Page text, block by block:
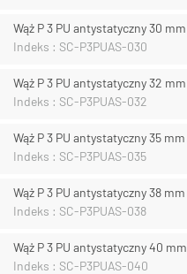
Wąż P 3 PU antystatyczny 30 mm
Indeks : SC-P3PUAS-030
Wąż P 3 PU antystatyczny 32 mm
Indeks : SC-P3PUAS-032
Wąż P 3 PU antystatyczny 35 mm
Indeks : SC-P3PUAS-035
Wąż P 3 PU antystatyczny 38 mm
Indeks : SC-P3PUAS-038
Wąż P 3 PU antystatyczny 40 mm
Indeks : SC-P3PUAS-040